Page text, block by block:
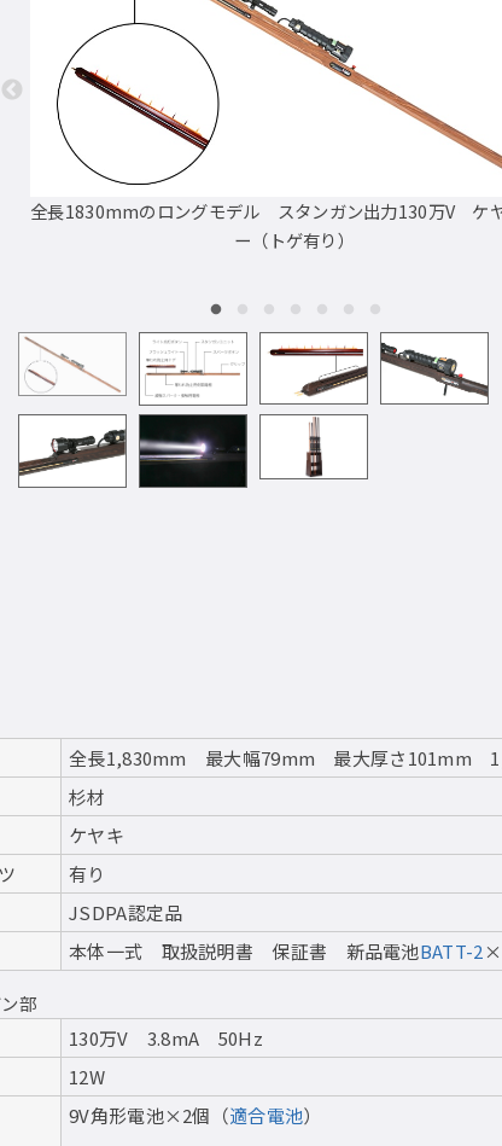
全長1830mmのロングモデル スタンガン出力130万V ケ
ー（トゲ有り）
全長1,830mm 最大幅79mm 最大厚さ101mm
杉材
ケヤキ
有り
JSDPA認定品
本体一式 取扱説明書 保証書 新品電池BATT-2
部
130万V 3.8mA 50Hz
12W
9V角形電池×2個（適合電池）